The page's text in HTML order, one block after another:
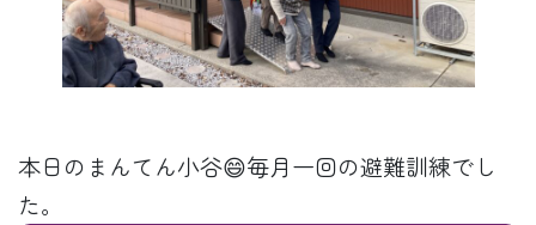
本日のまんてん小谷😄毎月一回の避難訓練でし
た。